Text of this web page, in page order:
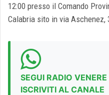
12:00 presso il Comando
Calabria sito in via Aschenez,
SEGUI RADIO
ISCRIVITI AL CANALE